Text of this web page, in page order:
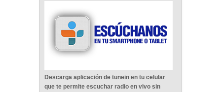
Descarga aplicación de tunein en tu celular